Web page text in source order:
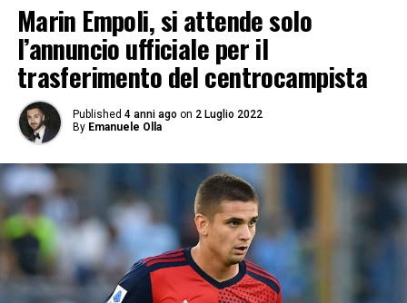
Marin Empoli, si attende solo
l’annuncio ufficiale per il
trasferimento del centrocampista
Published 4 anni ago on 2 Luglio 2022
By Emanuele Olla